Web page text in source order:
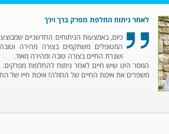
לאחר ניתוח החלפת מפרק ברך וירך
כיום, באמצעות הניתוחים החדשניים
המטופלים משתקמים בצורה מהירה
ושגרת החיים בצורה טובה ומהירה מאוד.
המסר הינו שיש חיים לאחר ניתוח להחלפות מפרקים.
משפרים את איכות החיים של החולה! איכות חייו של